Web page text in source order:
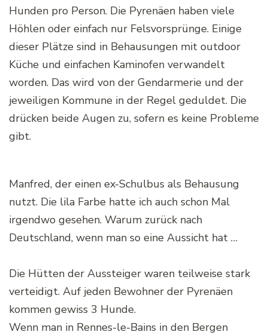
Hunden pro Person. Die Pyrenäen haben viele
Höhlen oder einfach nur Felsvorsprünge. Einige
dieser Plätze sind in Behausungen mit outdoor
Küche und einfachen Kaminofen verwandelt
worden. Das wird von der Gendarmerie und der
jeweiligen Kommune in der Regel geduldet. Die
drücken beide Augen zu, sofern es keine Probleme
gibt.
Manfred, der einen ex-Schulbus als Behausung
nutzt. Die lila Farbe hatte ich auch schon Mal
irgendwo gesehen. Warum zurück nach
Deutschland, wenn man so eine Aussicht hat …
Die Hütten der Aussteiger waren teilweise stark
verteidigt. Auf jeden Bewohner der Pyrenäen
kommen gewiss 3 Hunde.
Wenn man in Rennes-le-Bains in den Bergen